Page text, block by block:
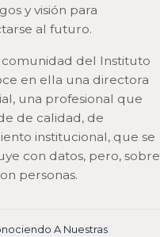
y visión para
al futuro.
comunidad del Instituto
en ella una directora
una profesional que
de calidad, de
institucional, que se
con datos, pero, sobre
personas.
A Nuestras